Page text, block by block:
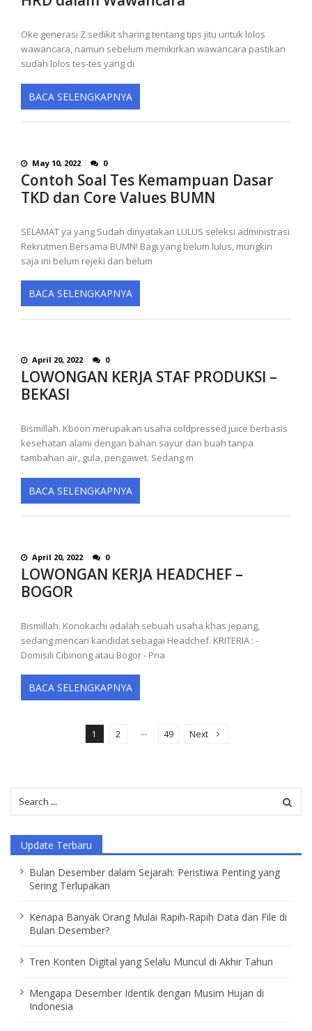
Oke generasi Z sedikit sharing tentang tips jitu untuk lolos
wawancara, namun sebelum memikirkan wawancara pastikan
sudah lolos tes-tes yang di
BACA SELENGKAPNYA
May 10, 2022 0
Contoh Soal Tes Kemampuan Dasar
TKD dan Core Values BUMN
SELAMAT ya yang Sudah dinyatakan LULUS seleksi administrasi
Rekrutmen Bersama BUMN! Bagi yang belum lulus, mungkin
saja ini belum rejeki dan belum
BACA SELENGKAPNYA
April 20, 2022 0
LOWONGAN KERJA STAF PRODUKSI –
BEKASI
Bismillah. Kboon merupakan usaha coldpressed juice berbasis
kesehatan alami dengan bahan sayur dan buah tanpa
tambahan air, gula, pengawet. Sedang m
BACA SELENGKAPNYA
April 20, 2022 0
LOWONGAN KERJA HEADCHEF –
BOGOR
Bismillah. Konokachi adalah sebuah usaha khas jepang,
sedang mencari kandidat sebagai Headchef. KRITERIA : -
Domisili Cibinong atau Bogor - Pria
BACA SELENGKAPNYA
s
p
a
g
i
n
a
i
n
1 2 … 49 Next
for:
Update Terbaru
Bulan Desember dalam Sejarah: Peristiwa Penting yang
Sering Terlupakan
Kenapa Banyak Orang Mulai Rapih-Rapih Data dan File di
Bulan Desember?
Tren Konten Digital yang Selalu Muncul di Akhir Tahun
Mengapa Desember Identik dengan Musim Hujan di
Indonesia